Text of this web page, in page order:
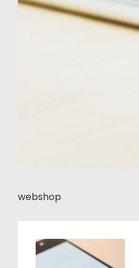
webshop